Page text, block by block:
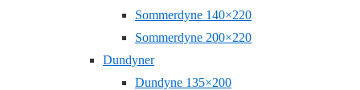
Sommerdyne 140×220
Sommerdyne 200×220
Dundyner
Dundyne 135×200